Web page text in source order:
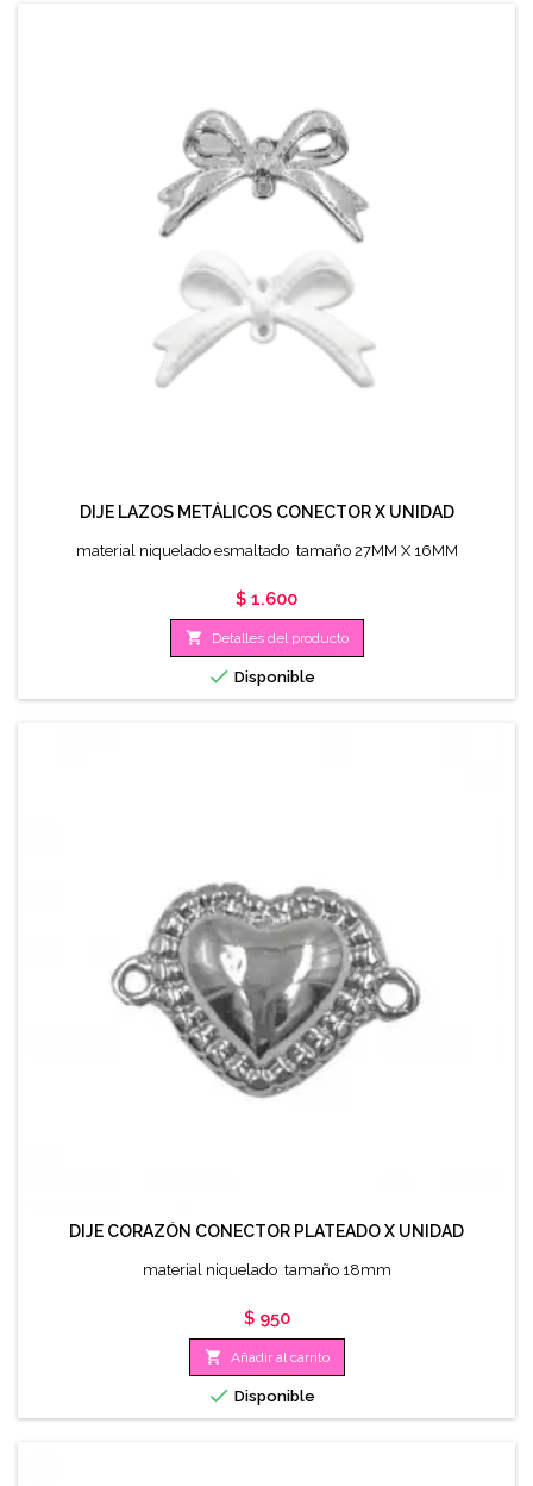
DIJE LAZOS METÁLICOS CONECTOR X UNIDAD
material niquelado esmaltado tamaño 27MM X 16MM
Precio
$ 1.600
 Detalles del producto
 Disponible
DIJE CORAZÓN CONECTOR PLATEADO X UNIDAD
material niquelado tamaño 18mm
Precio
$ 950
 Añadir al carrito
 Disponible